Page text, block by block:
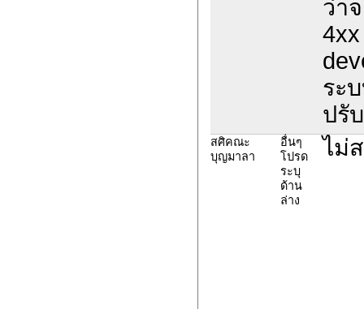
ว่า
ระ
ปรั
สศิคณะ
บุญมาลา
อื่นๆ
โปรด
ระบุ
ด้าน
ล่าง
ไม่